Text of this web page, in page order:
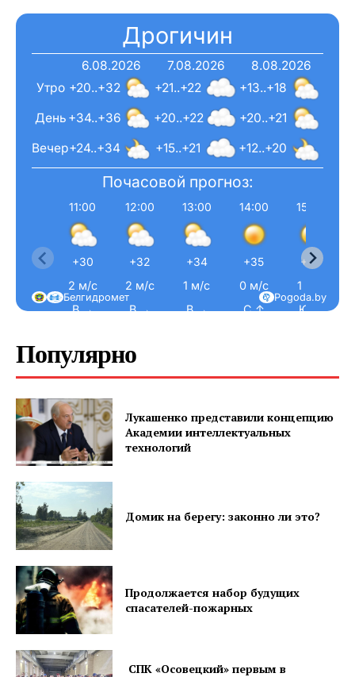
Газета
"Драгічынскі Веснік"
Дрогичин
6.08.2026
+20..+32
+34..+36
+24..+34
7.08.2026
+21..+22
+20..+22
+15..+21
8.08.2026
+13..+18
+20..+21
+12..+20
Вечер
День
Утро
Почасовой прогноз:
11:00
+30
2 м/с
В →
12:00
+32
2 м/с
В →
13:00
+34
1 м/с
В →
14:00
+35
0 м/с
С ↑
15:00
+36
1 м/с
Ю ↓
Pogoda.by
Белгидромет
Популярно
Лукашенко представили концепцию
Академии интеллектуальных
технологий
Домик на берегу: законно ли это?
Продолжается набор будущих
спасателей-пожарных
СПК «Осовецкий» первым в